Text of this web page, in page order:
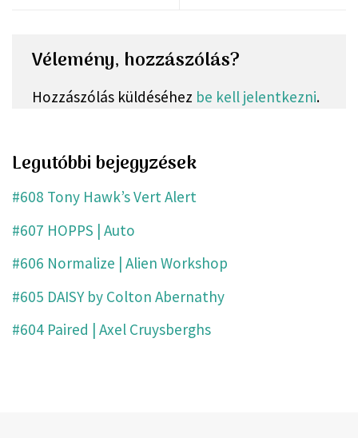
Vélemény, hozzászólás?
Hozzászólás küldéséhez be kell jelentkezni.
Legutóbbi bejegyzések
#608 Tony Hawk’s Vert Alert
#607 HOPPS | Auto
#606 Normalize | Alien Workshop
#605 DAISY by Colton Abernathy
#604 Paired | Axel Cruysberghs